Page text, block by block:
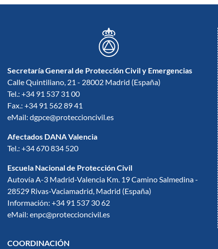
Secretaría General de Protección Civil y Emergencias
Calle Quintiliano, 21 - 28002 Madrid (España)
Tel.: +34 91 537 31 00
Fax.: +34 91 562 89 41
eMail: dgpce@proteccioncivil.es
Afectados DANA Valencia
Tel.: +34 670 834 520
Escuela Nacional de Protección Civil
Autovía A-3 Madrid-Valencia Km. 19 Camino Salmedina -
28529 Rivas-Vaciamadrid, Madrid (España)
Información: +34 91 537 30 62
eMail: enpc@proteccioncivil.es
COORDINACIÓN